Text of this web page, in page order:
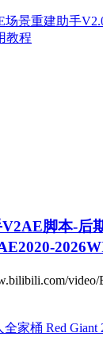
AE脚本-后